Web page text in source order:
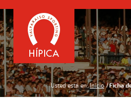
Usted está en: Inicio Ficha